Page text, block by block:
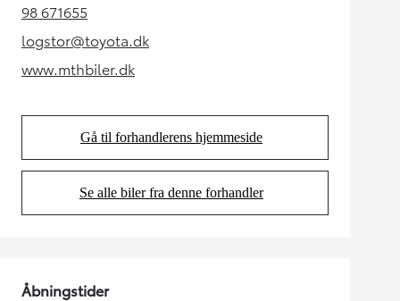
98 671655(Opens in new tab)
logstor@toyota.dk
(Opens in new tab)
www.mthbiler.dk(Opens in new tab)
Gå til forhandlerens hjemmeside
(Opens in new tab)
Se alle biler fra denne forhandler
(Opens in new tab)
Åbningstider